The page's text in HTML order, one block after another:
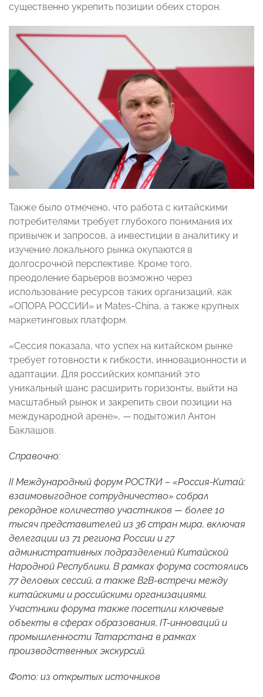
существенно укрепить позиции обеих сторон.
Также было отмечено, что работа с китайскими
потребителями требует глубокого понимания их
привычек и запросов, а инвестиции в аналитику и
изучение локального рынка окупаются в
долгосрочной перспективе. Кроме того,
преодоление барьеров возможно через
использование ресурсов таких организаций, как
«ОПОРА РОССИИ» и Mates-China, а также крупных
маркетинговых платформ.
«Сессия показала, что успех на китайском рынке
требует готовности к гибкости, инновационности и
адаптации. Для российских компаний это
уникальный шанс расширить горизонты, выйти на
масштабный рынок и закрепить свои позиции на
международной арене», — подытожил Антон
Баклашов.
Справочно:
II Международный форум РОСТКИ – «Россия-Китай:
взаимовыгодное сотрудничество» собрал
рекордное количество участников — более 10
тысяч представителей из 36 стран мира, включая
делегации из 71 региона России и 27
административных подразделений Китайской
Народной Республики. В рамках форума состоялись
77 деловых сессий, а также B2B-встречи между
китайскими и российскими организациями.
Участники форума также посетили ключевые
объекты в сферах образования, IT-инноваций и
промышленности Татарстана в рамках
производственных экскурсий.
Фото: из открытых источников